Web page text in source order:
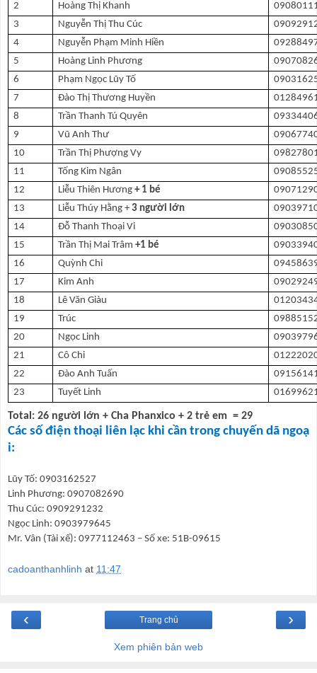
2
Hoàng Thị Khanh
3
Nguyễn Thị Thu Cúc
4
Nguyễn Phạm Minh Hiền
5
Hoàng Linh Phương
6
Phạm Ngọc Lũy Tố
7
Đào Thị Thương Huyền
8
Trần Thanh Tú Quyên
9
Vũ Anh Thư
10
Trần Thị Phượng Vy
11
Tống Kim Ngân
12
Liễu Thiên Hương+ 1 bé
13
Liễu Thúy Hằng + 3 người lớn
14
Đỗ Thanh Thoại Vi
15
Trần Thị Mai Trâm+1 bé
16
Quỳnh Chi
17
Kim Anh
18
Lê Văn Giàu
19
Trúc
20
Ngọc Linh
21
Cô Chi
22
Đào Anh Tuấn
23
Tuyết Linh
Total: 26 người lớn + Cha Phanxico + 2 trẻ em = 29
Các số điện thoại liên lạc khi cần trong chuyến dã ngoạ
i:
Lũy Tố: 0903162527
Linh Phương: 0907082690
Thu Cúc: 0909291232
Ngọc Linh: 0903979645
Mr. Vân (Tài xế): 0977112463 – Số xe: 51B-09615
cadoanthanhlinh at 11:47
‹ ›
Trang chủ
Xem phiên bản web